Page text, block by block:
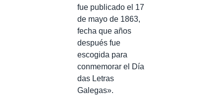
fue publicado el 17
de mayo de 1863,
fecha que años
después fue
escogida para
conmemorar el Día
das Letras
Galegas».